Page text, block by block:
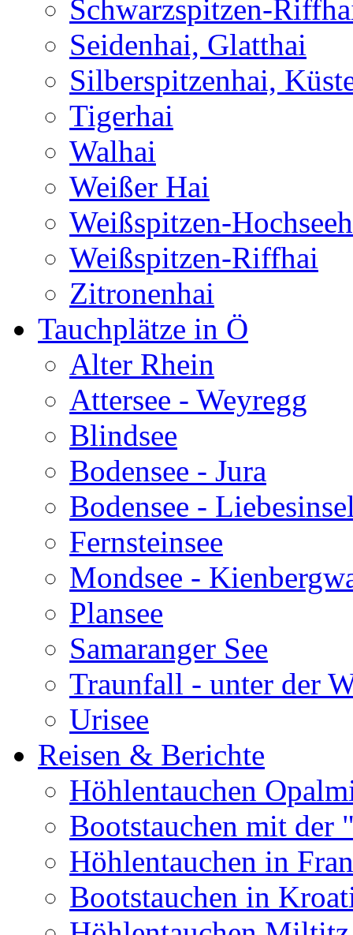
Schwarzspitzen-
Seidenhai, Glatthai
Silberspitzenhai,
Tigerhai
Walhai
Weißer Hai
Weißspitzen-
Weißspitzen-Riffhai
Zitronenhai
Tauchplätze in Ö
Alter Rhein
Attersee - Weyregg
Blindsee
Bodensee - Jura
Bodensee -
Fernsteinsee
Mondsee -
Plansee
Samaranger See
Traunfall - unter der
Urisee
Reisen & Berichte
Höhlentauchen
Bootstauchen mit
Höhlentauchen in
Bootstauchen in